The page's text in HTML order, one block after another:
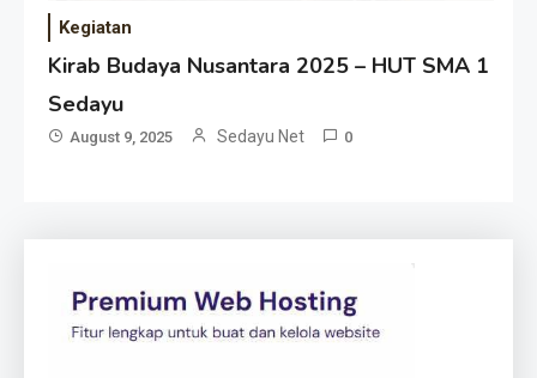
Kegiatan
Kirab Budaya Nusantara 2025 – HUT SMA 1
Sedayu
August 9, 2025 Sedayu Net 0